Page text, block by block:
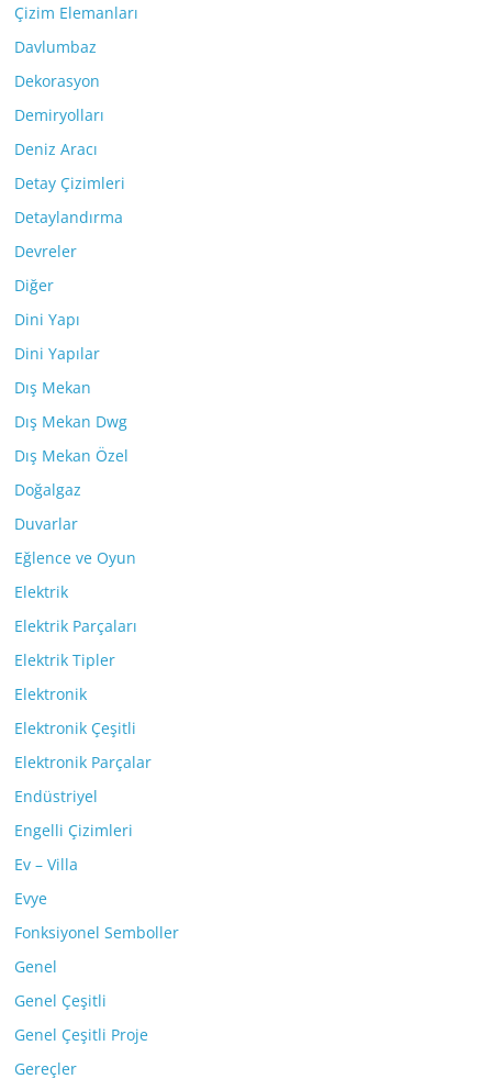
Çizim Elemanları
Davlumbaz
Dekorasyon
Demiryolları
Deniz Aracı
Detay Çizimleri
Detaylandırma
Devreler
Diğer
Dini Yapı
Dini Yapılar
Dış Mekan
Dış Mekan Dwg
Dış Mekan Özel
Doğalgaz
Duvarlar
Eğlence ve Oyun
Elektrik
Elektrik Parçaları
Elektrik Tipler
Elektronik
Elektronik Çeşitli
Elektronik Parçalar
Endüstriyel
Engelli Çizimleri
Ev – Villa
Evye
Fonksiyonel Semboller
Genel
Genel Çeşitli
Genel Çeşitli Proje
Gereçler